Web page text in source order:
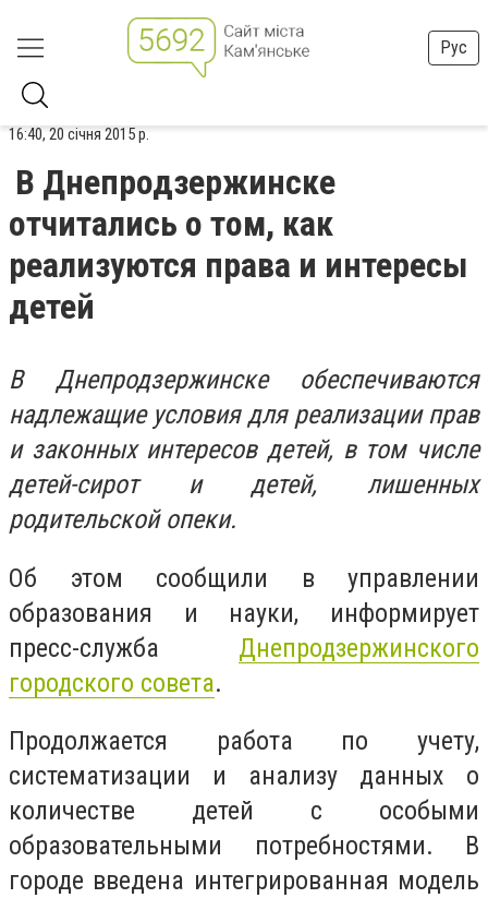
Рус
16:40, 20 січня 2015 р.
В Днепродзержинске
отчитались о том, как
реализуются права и интересы
детей
В Днепродзержинске обеспечиваются
надлежащие условия для реализации прав
и законных интересов детей, в том числе
детей-сирот и детей, лишенных
родительской опеки.
Об этом сообщили в управлении
образования и науки, информирует
пресс-служба Днепродзержинского
городского совета.
Продолжается работа по учету,
систематизации и анализу данных о
количестве детей с особыми
образовательными потребностями. В
городе введена интегрированная модель